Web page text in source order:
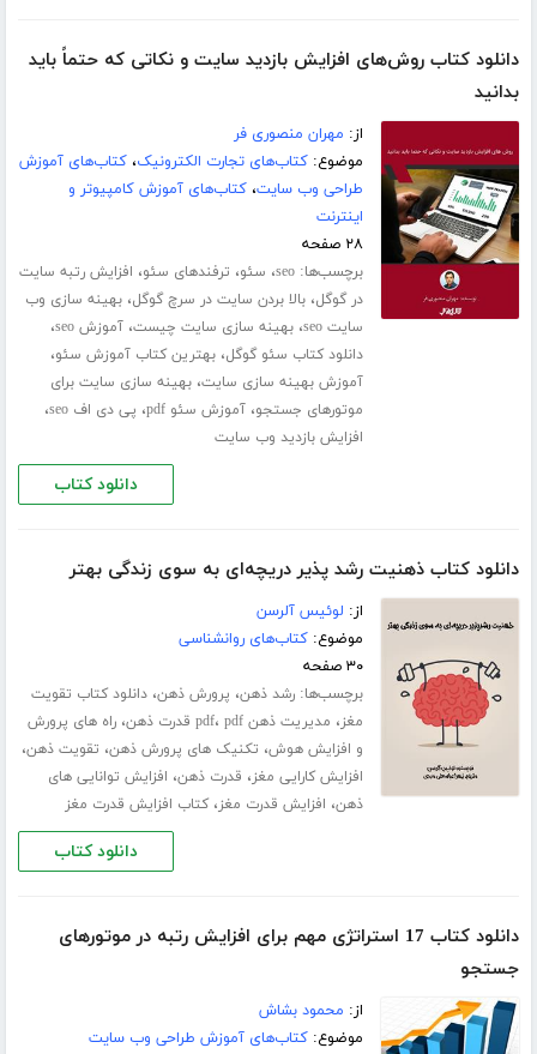
دانلود کتاب روش‌های افزایش بازدید سایت و نکاتی که حتماً باید
بدانید
از: مهران منصوری فر
موضوع:کتاب‌های تجارت الکترونیک،کتاب‌های آموزش
طراحی وب سایت،کتاب‌های آموزش کامپیوتر و
اینترنت
۲۸ صفحه
برچسب‌ها:seo، سئو، ترفندهای سئو، افزایش رتبه سایت
در گوگل،بالا بردن سایت در سرچ گوگل،بهینه سازی وب
سایت seo
،بهینه سازی سایت چیست،آموزش seo ،
دانلود کتاب سئو گوگل،بهترین کتاب آموزش سئو،
آموزش بهینه سازی سایت،بهینه سازی سایت برای
موتورهای جستجو،آموزش سئو pdf ، پی دی اف seo ،
افزایش بازدید وب سایت
دانلود کتاب
دانلود کتاب ذهنیت رشد پذیر دریچه‌ای به سوی زندگی بهتر
از: لوئیس آلرسن
موضوع:کتاب‌های روانشناسی
۳۰ صفحه
برچسب‌ها:رشد ذهن، پرورش ذهن،دانلود کتاب تقویت
مغز، مدیریت ذهن pdf ، pdf قدرت ذهن ،راه های پرورش
و افزایش هوش، تکنیک های پرورش ذهن، تقویت ذهن،
افزایش کارایی مغز، قدرت ذهن، افزایش توانایی های
ذهن، افزایش قدرت مغز،کتاب افزایش قدرت مغز
دانلود کتاب
دانلود کتاب 17 استراتژی مهم برای افزایش رتبه در موتورهای
جستجو
از: محمود بشاش
موضوع:کتاب‌های آموزش طراحی وب سایت